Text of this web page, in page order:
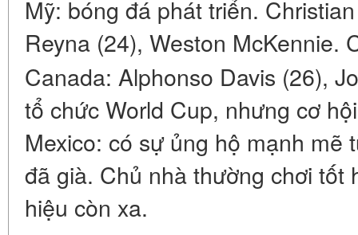
Mỹ: bóng đá phát triển.
Reyna (24), Weston McKennie.
Canada: Alphonso Davis (26),
tổ chức World Cup, nhưng cơ
Mexico: có sự ủng hộ mạnh
đã già. Chủ nhà thường chơi tốt
hiệu còn xa.